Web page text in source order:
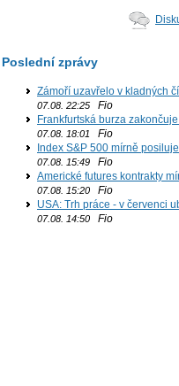
Poslední zprávy
Zámoří uzavřelo v kladných
07.08. 22:25 Fio
Frankfurtská burza
07.08. 18:01
Fio
Index S&P 500 mírně
07.08. 15:49 Fio
Americké futures kontrakty
07.08. 15:20 Fio
USA: Trh práce - v červenci
07.08. 14:50 Fio